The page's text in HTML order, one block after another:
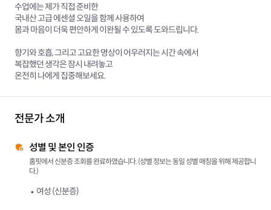
수업에는 제가 직접 준비한
국내산 고급 에센셜 오일을 함께 사용하여
몸과 마음이 더욱 편안하게 이완될 수 있도록 도와드립니다.
향기와 호흡, 그리고 고요한 명상이 어우러지는 시간 속에서
복잡했던 생각은 잠시 내려놓고
온전히 나에게 집중해보세요.
전문가 소개
성별 및 본인 인증
홈핏에서 신분증 조회를 완료하였습니다. (성별 정보는 동일 성별 매칭을 위해 제공합니
다.)
여성 (신분증)